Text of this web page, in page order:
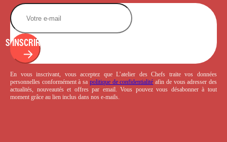
S'INSCRIRE
En vous inscrivant, vous acceptez que L’atelier des Chefs traite vos données
personnelles conformément à sa politique de confidentialité afin de vous adresser des
actualités, nouveautés et offres par email. Vous pouvez vous désabonner à tout
moment grâce au lien inclus dans nos e-mails.